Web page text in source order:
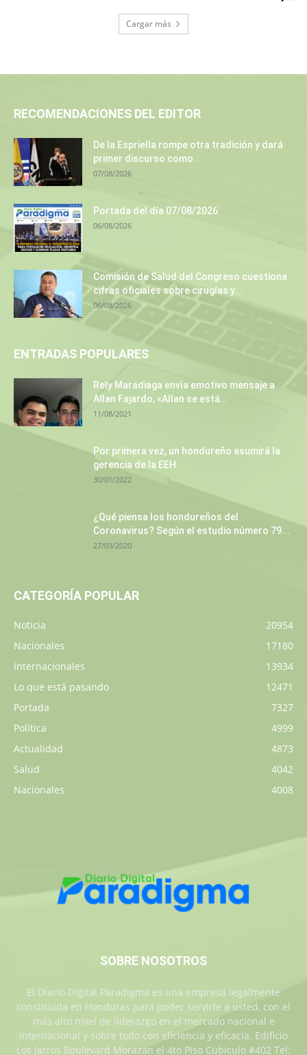
Cargar más
RECOMENDACIONES DEL EDITOR
De la Espriella rompe otra tradición y dará
primer discurso como...
07/08/2026
Portada del día 07/08/2026
06/08/2026
Comisión de Salud del Congreso cuestiona
cifras oficiales sobre cirugías y...
06/08/2026
ENTRADAS POPULARES
Rely Maradiaga envía emotivo mensaje a
Allan Fajardo, «Allan se está...
11/08/2021
Por primera vez, un hondureño asumirá la
gerencia de la EEH
30/01/2022
¿Qué piensa los hondureños del
Coronavirus? Según el estudio número 79...
27/03/2020
CATEGORÍA POPULAR
Noticia
20954
Nacionales
17180
Internacionales
13934
Lo que está pasando
12471
Portada
7327
Política
4999
Actualidad
4873
Salud
4042
Nacionales
4008
SOBRE NOSOTROS
El Diario Digital Paradigma es una empresa legalmente
constituida en Honduras para poder servirle a usted, con el
más alto nivel de liderazgo en el mercado nacional e
internacional y sobre todo con eficiencia y eficacia. Edificio
Los Jarros Boulevard Morazan el 4to Piso Cubiculo #402 Tel: